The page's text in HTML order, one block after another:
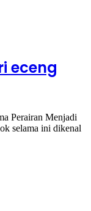
eceng
Perairan Menjadi
selama ini dikenal